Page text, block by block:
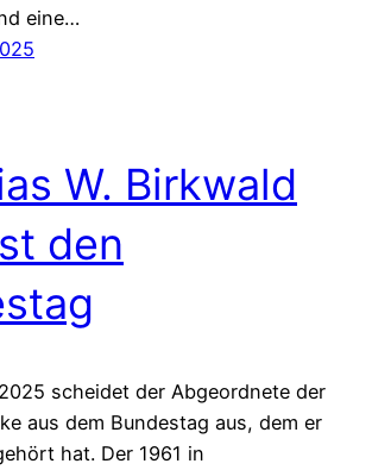
eine…
W. Birkwald
den
scheidet der Abgeordnete der
aus dem Bundestag aus, dem er
hat. Der 1961 in